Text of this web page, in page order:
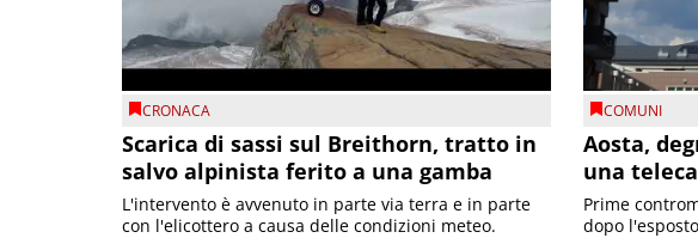
CRONACA
Scarica di sassi sul Breithorn, tratto in
salvo alpinista ferito a una gamba
L'intervento è avvenuto in parte via terra e in parte
con l'elicottero a causa delle condizioni meteo.
COMUNI
Aosta,
una
Prime
dopo